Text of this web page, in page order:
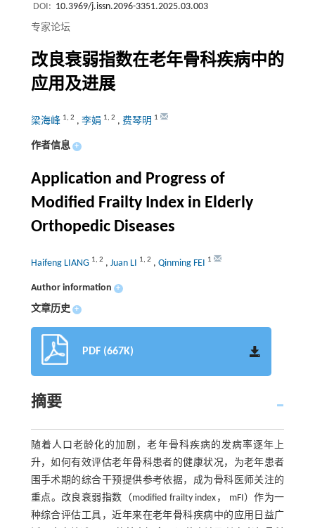
DOI: 10.3969/j.issn.2096-3351.2025.03.003
专家论坛
改良衰弱指数在老年骨科疾病中的
应用及进展
梁海峰 1, 2 , 李娟 1, 2 , 费琴明 1
作者信息 +
Application and Progress of
Modified Frailty Index in Elderly
Orthopedic Diseases
Haifeng LIANG 1, 2 , Juan LI 1, 2 , Qinming FEI 1
Author information +
文章历史 +
PDF (667K)
摘要
随着人口老龄化的加剧，老年骨科疾病的发病率逐年上
升，如何有效评估老年骨科患者的健康状况，为老年患者
围手术期的综合干预提供参考依据，成为骨科医师关注的
重点。改良衰弱指数（modified frailty index， mFI）作为一
种综合评估工具，近年来在老年骨科疾病中的应用日益广